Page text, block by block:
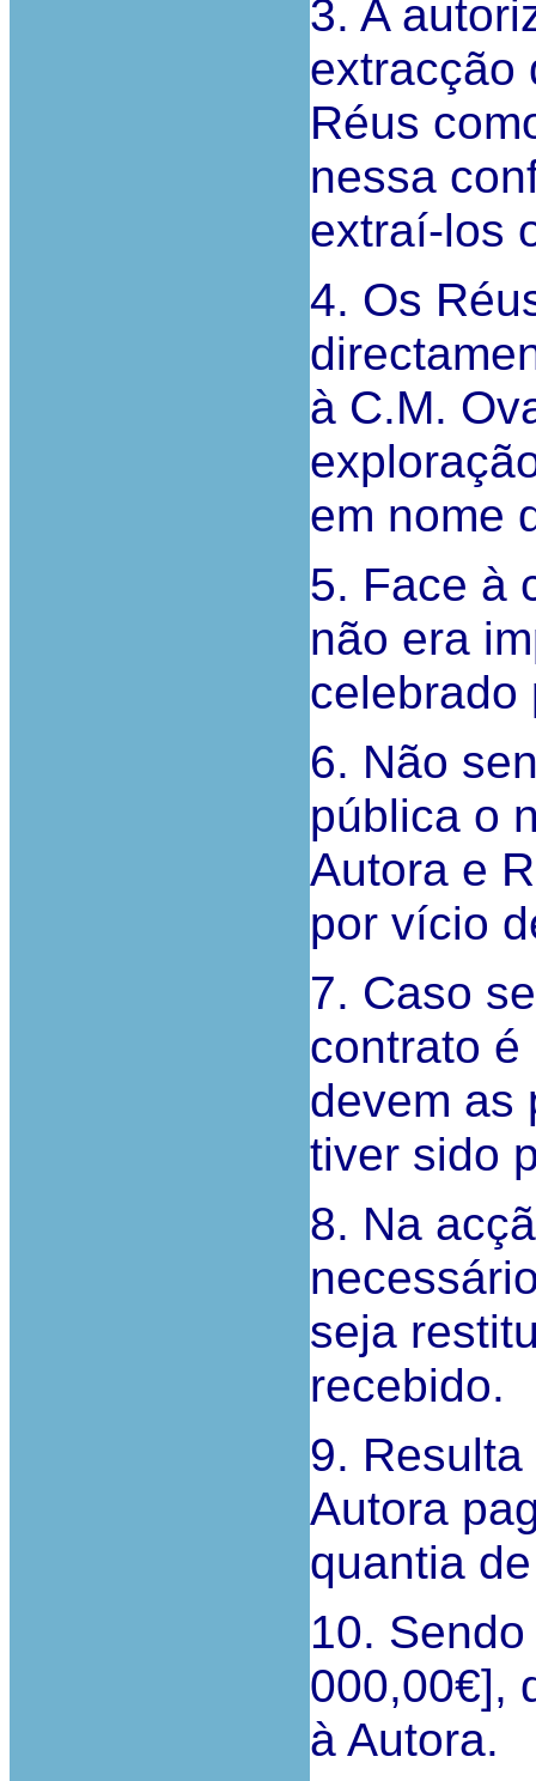
3. A
extracção
Réus
nessa
extraí-los
4. Os
à C.M.
em nome
5. Face à
não era
celebrado
6. Não
pública o
Autora e
por vício
7. Caso
contrato
devem as
tiver sido
8. Na
seja
recebido.
9.
Autora
quantia
10.
000,00€],
à Autora.